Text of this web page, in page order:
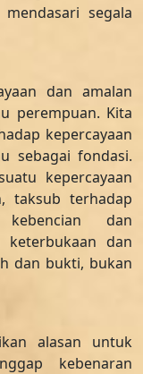
segala
dan amalan
perempuan. Kita
kepercayaan
sebagai fondasi.
kepercayaan
taksub terhadap
dan
keterbukaan dan
dan bukti, bukan
alasan untuk
kebenaran